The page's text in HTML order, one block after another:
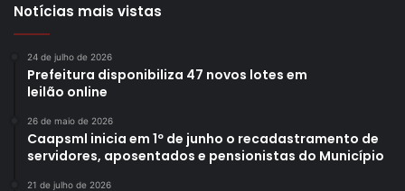
Notícias mais vistas
24 de julho de 2026
Prefeitura disponibiliza 47 novos lotes em
leilão online
26 de maio de 2026
Caapsml inicia em 1º de junho o recadastramento de
servidores, aposentados e pensionistas do Município
21 de julho de 2026